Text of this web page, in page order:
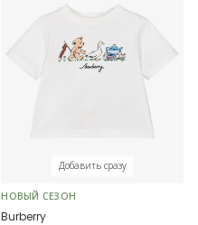
Добавить сразу
НОВЫЙ СЕЗОН
Burberry